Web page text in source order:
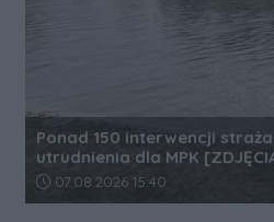
Ponad 150 interwencji
utrudnienia dla MPK
Data dodania artykułu:
07.08.2026 15:40